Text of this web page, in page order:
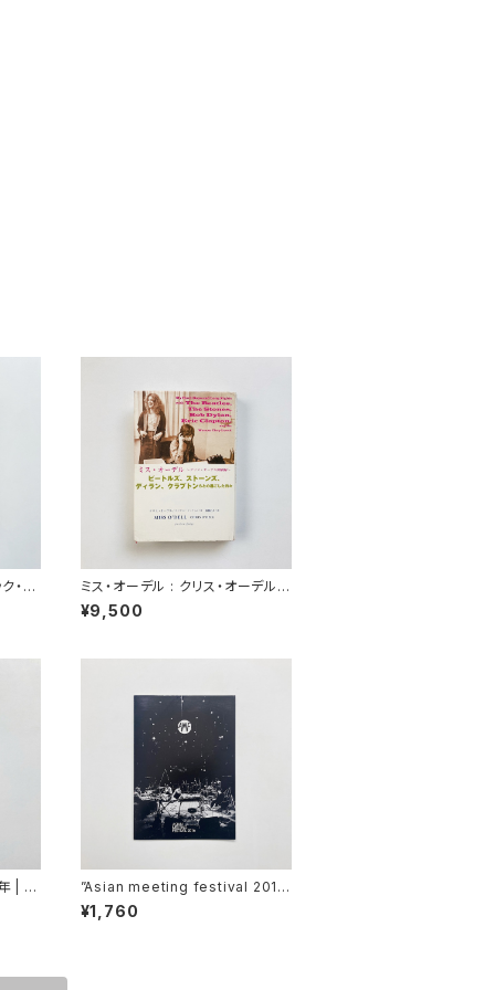
・サ
/ 岩
ミス・オーデル : クリス・オーデル回
顧録 | クリス・オーデル, キャサリ
ン・ケッチャム 著 / 加藤正人 訳
¥9,500
| 野
,
”Asian meeting festival 201
6"
¥1,760